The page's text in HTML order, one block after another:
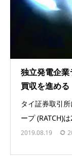
独立発電企
買収を進める
タイ証券取引
ープ (RATCH)
2019.08.19